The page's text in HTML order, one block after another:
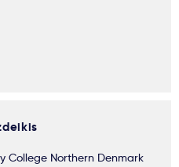
College Northern Denmark